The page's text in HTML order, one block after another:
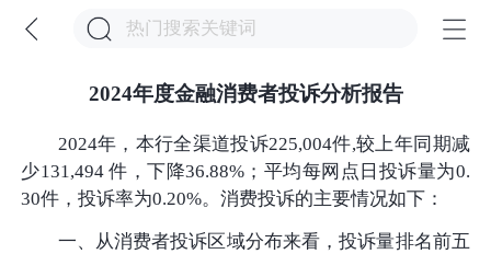
2024年度金融消费者投诉分析报告
2024年，本行全渠道投诉225,004件,较上年同期减
少131,494 件，下降36.88%；平均每网点日投诉量为0.
30件，投诉率为0.20%。消费投诉的主要情况如下：
一、从消费者投诉区域分布来看，投诉量排名前五